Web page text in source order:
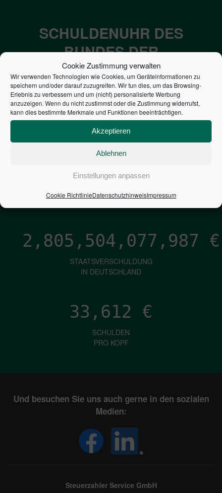
Cookie Zustimmung verwalten
Wir verwenden Technologien wie Cookies, um Geräteinformationen zu
speichern und/oder darauf zuzugreifen. Wir tun dies, um das Browsing-
Erlebnis zu verbessern und um (nicht) personalisierte Werbung
anzuzeigen. Wenn du nicht zustimmst oder die Zustimmung widerrufst,
kann dies bestimmte Merkmale und Funktionen beeinträchtigen.
Akzeptieren
Ablehnen
Einstellungen anpassen
Cookie RichtlinieDatenschutzhinweisImpressum
SCHULDENUHR DES
BUNDES DER
STEUERZAHLER
7,052€
NEUVERSCHULDUNG
PRO SEKUNDE
1,601€
PRO SEKUNDE
2,805,504,078,834 €
STAATSVERSCHULDUNG
IN DEUTSCHLAND
33,612 €
SCHULDEN
PRO KOPF
Und besuchen Sie uns auch gerne in den sozialen
Medien:
Steuerzahler Service GmbH